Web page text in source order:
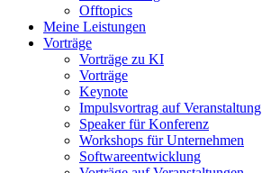
Offtopics
Meine Leistungen
Vorträge
Vorträge zu KI
Vorträge
Keynote
Impulsvortrag auf Veranstaltung
Speaker für Konferenz
Workshops für Unternehmen
Softwareentwicklung